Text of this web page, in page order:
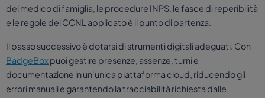
del medico di famiglia, le procedure INPS, le fasce di reperibilità
e le regole del CCNL applicato è il punto di partenza.
Il passo successivo è dotarsi di strumenti digitali adeguati. Con
BadgeBoxpuoi gestire presenze, assenze, turni e
documentazione in un'unica piattaforma cloud, riducendo gli
errori manuali e garantendo la tracciabilità richiesta dalle